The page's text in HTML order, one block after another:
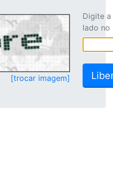
[trocar imagem]
Digite
lado no